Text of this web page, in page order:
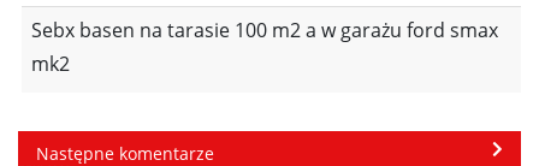
Sebx basen na tarasie 100 m2 a w garażu ford smax
mk2
Następne komentarze